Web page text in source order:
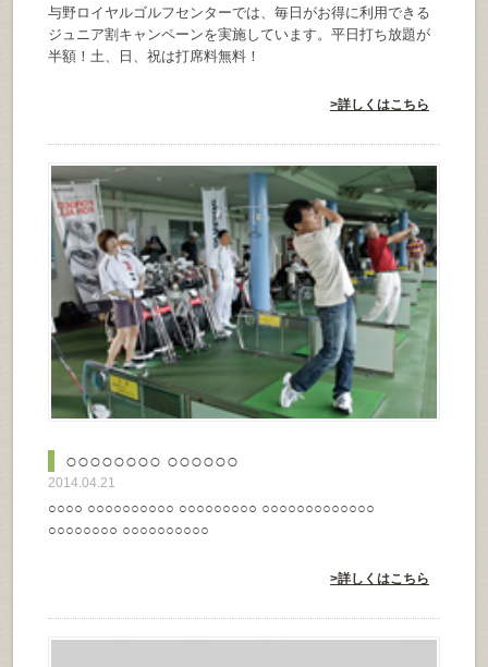
与野ロイヤルゴルフセンターでは、毎日がお得に利用できる
ジュニア割キャンペーンを実施しています。平日打ち放題が
半額！土、日、祝は打席料無料！
>詳しくはこちら
○○○○○○○○ ○○○○○○
2014.04.21
○○○○ ○○○○○○○○○○ ○○○○○○○○○ ○○○○○○○○○○○○○
○○○○○○○○ ○○○○○○○○○○
>詳しくはこちら